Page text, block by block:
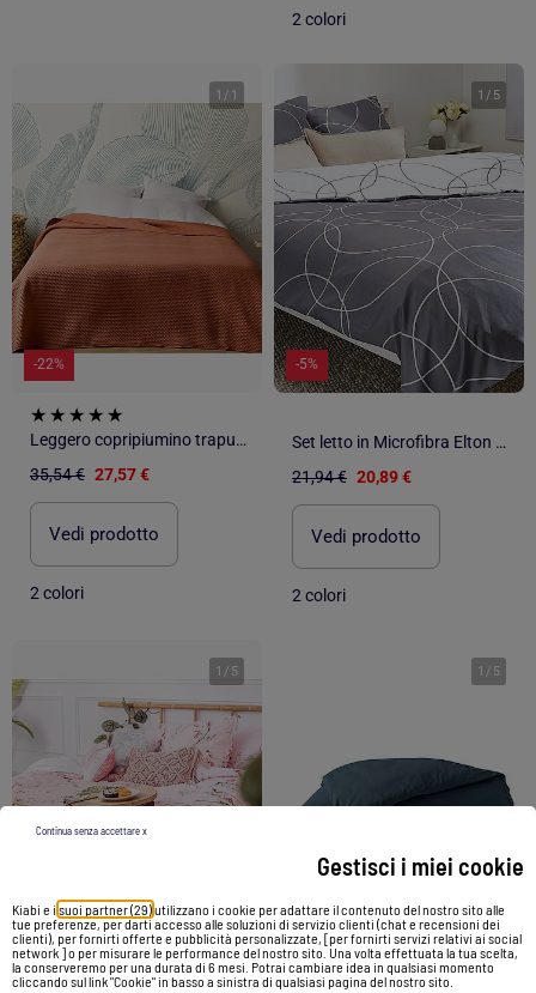
Gestisci i miei cookie
Kiabi e i suoi partner (29)utilizzano i cookie per adattare il contenuto del nostro sito alle
tue preferenze, per darti accesso alle soluzioni di servizio clienti (chat e recensioni dei
clienti), per fornirti offerte e pubblicità personalizzate, [per fornirti servizi relativi ai social
network ] o per misurare le performance del nostro sito. Una volta effettuata la tua scelta,
la conserveremo per una durata di 6 mesi. Potrai cambiare idea in qualsiasi momento
cliccando sul link "Cookie" in basso a sinistra di qualsiasi pagina del nostro sito.
Continua senza accettare x
2 colori
1 / 1
-22%
Leggero copripiumino trapuntato
35,54 € 27,57 €
Vedi prodotto
2 colori
1 / 5
-5%
Set letto in Microfibra Elton Douceur d'Intérieur
21,94 € 20,89 €
Vedi prodotto
2 colori
1 / 5
-49%
1 / 5
-5%